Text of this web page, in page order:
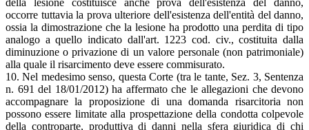
occorre tuttavia la prova ulteriore dell'esistenza dell'entità del danno,
ossia la dimostrazione che la lesione ha prodotto una perdita di tipo
analogo a quello indicato dall'art. 1223 cod. civ., costituita dalla
diminuzione o privazione di un valore personale (non patrimoniale)
alla quale il risarcimento deve essere commisurato.
10. Nel medesimo senso, questa Corte (tra le tante, Sez. 3, Sentenza
n. 691 del 18/01/2012) ha affermato che le allegazioni che devono
accompagnare la proposizione di una domanda risarcitoria non
possono essere limitate alla prospettazione della condotta colpevole
della controparte, produttiva di danni nella sfera giuridica di chi